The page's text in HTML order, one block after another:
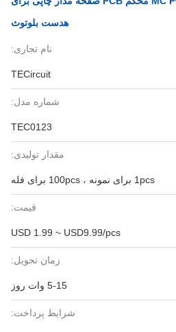
هدست بلوتوث
نام تجاری:
TECircuit
شماره مدل:
TEC0123
مقدار تولیدی:
1pcs برای نمونه ، 100pcs برای فله
قیمت:
USD 1.99 ~ USD9.99/pcs
زمان تحویل:
5-15 وات روز
شرایط پرداخت: